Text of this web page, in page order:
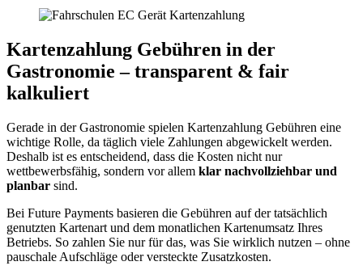
Kartenzahlung Gebühren in der
Gastronomie – transparent & fair
kalkuliert
Gerade in der Gastronomie spielen Kartenzahlung Gebühren eine
wichtige Rolle, da täglich viele Zahlungen abgewickelt werden.
Deshalb ist es entscheidend, dass die Kosten nicht nur
wettbewerbsfähig, sondern vor allem klar nachvollziehbar und
planbar sind.
Bei Future Payments basieren die Gebühren auf der tatsächlich
genutzten Kartenart und dem monatlichen Kartenumsatz Ihres
Betriebs. So zahlen Sie nur für das, was Sie wirklich nutzen – ohne
pauschale Aufschläge oder versteckte Zusatzkosten.